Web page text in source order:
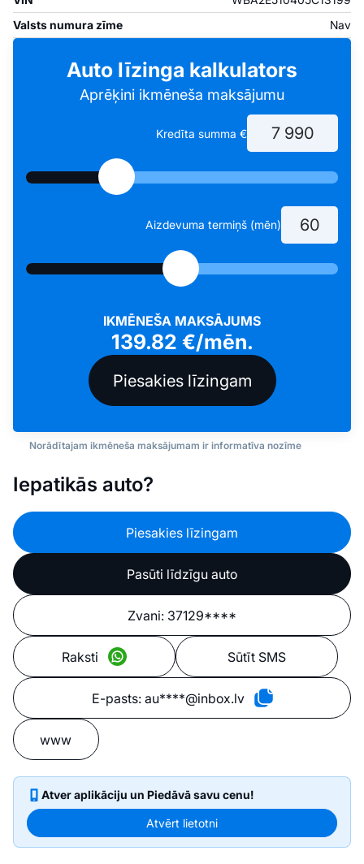
Valsts numura zīme
Nav
Auto līzinga kalkulators
Aprēķini ikmēneša maksājumu
Kredīta summa €
Aizdevuma termiņš (mēn)
IKMĒNEŠA MAKSĀJUMS
139.82 €/mēn.
Norādītajam ikmēneša maksājumam ir informatīva nozīme
Iepatikās auto?
Piesakies līzingam
Pasūti līdzīgu auto
Zvani: 37129****
Raksti Sūtīt SMS
E-pasts: au****@inbox.lv
www
Atver aplikāciju un Piedāvā savu cenu!
Atvērt lietotni